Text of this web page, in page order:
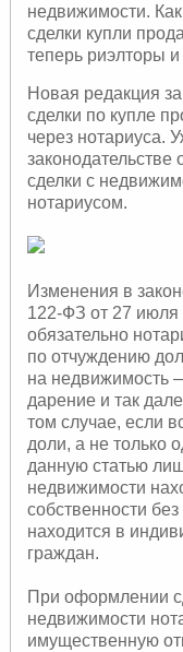
недвижимости.
сделки купли
теперь риэлторы
Новая редакция
сделки по купле
через нотариуса.
сделки с
нотариусом.
Изменения в
122-ФЗ от 27 июля
обязательно
по отчуждению
на недвижимость
дарение и так
том случае, если
доли, а не только
данную статью
недвижимости
собственности
находится в
граждан.
При оформлении
недвижимости
имущественную